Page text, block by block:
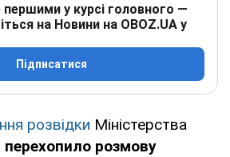
першими у курсі головного —
на Новини на OBOZ.UA у
Підписатися
розвідки Міністерства
перехопило розмову